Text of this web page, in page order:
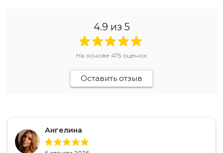
4.9 из 5
На основе 475 оценок
Оставить отзыв
Ангелина